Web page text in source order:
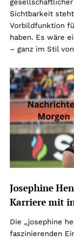
Sichtbarkeit
Vorbildfunktion
haben. Es wäre
– ganz im Stil
Josephine
Karriere mit
Die „josephine
faszinierenden